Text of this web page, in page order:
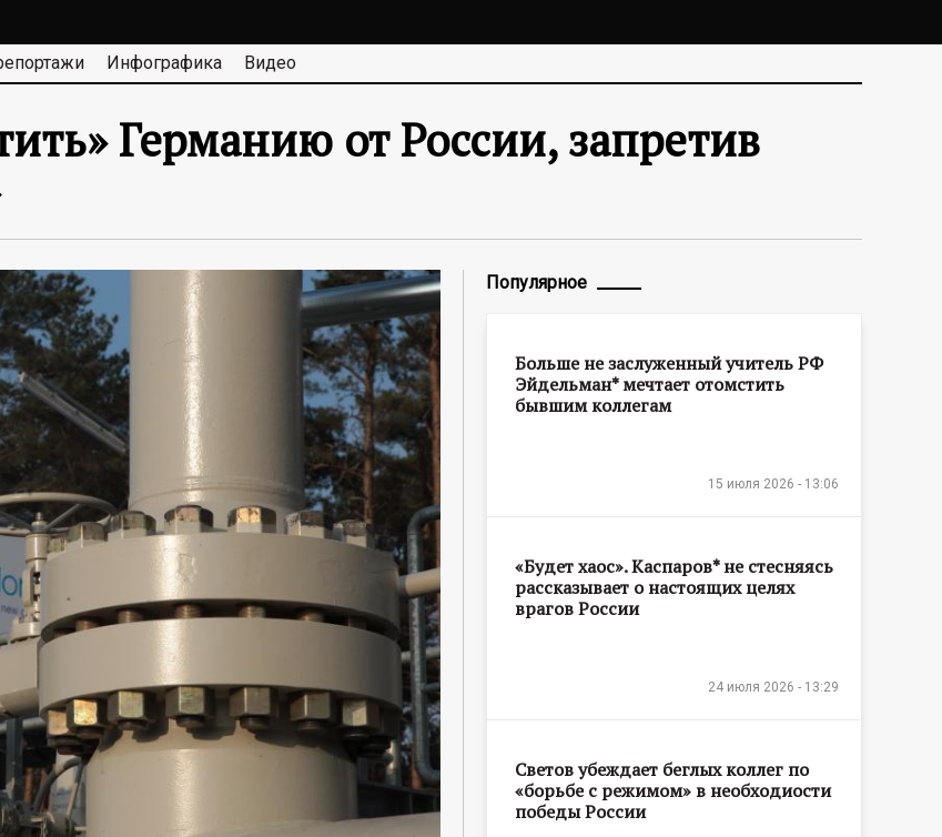
Инфографика Видео
Германию от России, запретив
Популярное
Больше не заслуженный учитель РФ
Эйдельман* мечтает отомстить
бывшим коллегам
15 июля 2026 - 13:06
«Будет хаос». Каспаров* не стесняясь
рассказывает о настоящих целях
врагов России
24 июля 2026 - 13:29
Светов убеждает беглых коллег по
«борьбе с режимом» в необходиости
победы России